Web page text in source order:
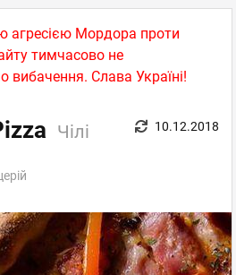
агресією Мордора проти
тимчасово не
вибачення. Слава Україні!
Чілі
10.12.2018